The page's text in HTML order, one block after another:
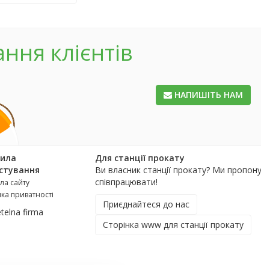
клієнтів
НАПИШІТЬ НАМ
сайту
приватності
Для станції прокату
Ви власник станції прокату? Ми
співпрацювати!
Приєднайтеся до нас
Сторінка www для станції прокату